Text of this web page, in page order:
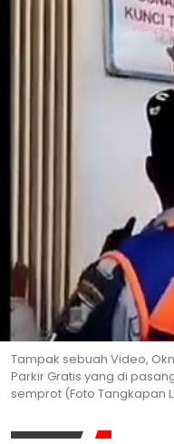
Tampak sebuah Video,
Parkir Gratis yang di
semprot (Foto Tangkapan